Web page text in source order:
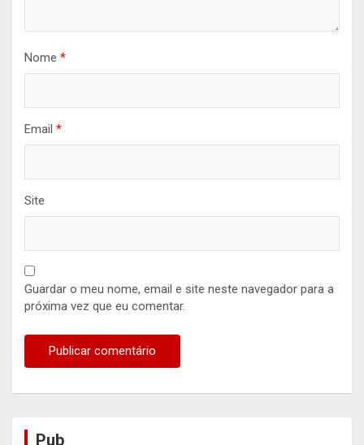
Nome *
Email *
Site
Guardar o meu nome, email e site neste navegador para a
próxima vez que eu comentar.
Pub